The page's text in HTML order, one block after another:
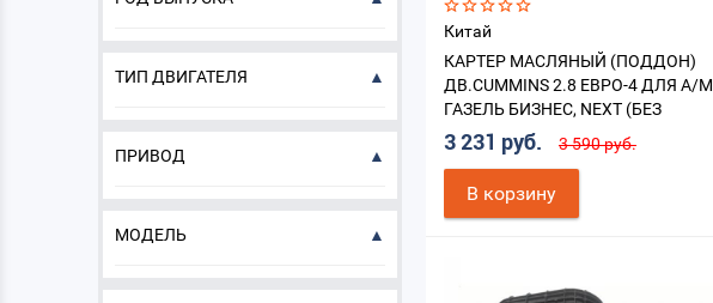
ТИП ДВИГАТЕЛЯ
ПРИВОД
МОДЕЛЬ
Китай
КАРТЕР МАСЛЯНЫЙ (ПОДДОН)
ДВ.CUMMINS 2.8 ЕВРО-4 ДЛЯ А/М
ГАЗЕЛЬ БИЗНЕС, NEXT (БЕЗ
ОТВЕРСТИЯ)
3 231 руб. 3 590 руб.
В корзину